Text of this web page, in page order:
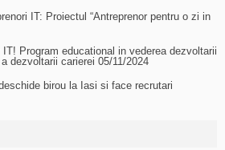
IT: Proiectul “Antreprenor pentru o zi in
Program educational in vederea dezvoltarii
dezvoltarii carierei 05/11/2024
birou la Iasi si face recrutari